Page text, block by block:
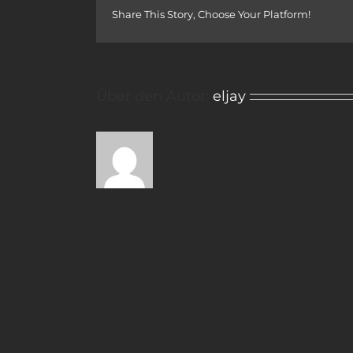
Share This Story, Choose Your Platform!
eljay